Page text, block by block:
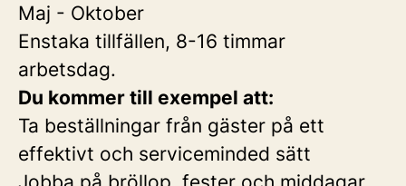
Maj - Oktober
Enstaka tillfällen, 8-16 timmar
arbetsdag.
Du kommer till exempel att:
Ta beställningar från gäster på ett
effektivt och serviceminded sätt